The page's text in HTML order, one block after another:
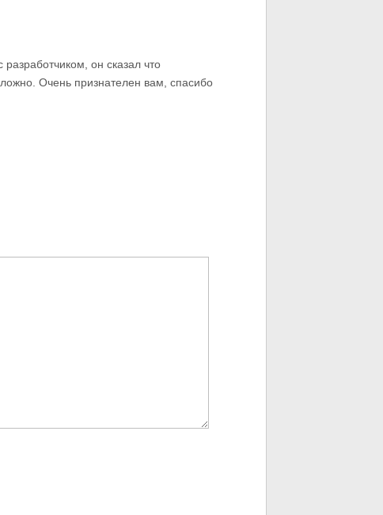
он сказал что
Очень признателен вам, спасибо